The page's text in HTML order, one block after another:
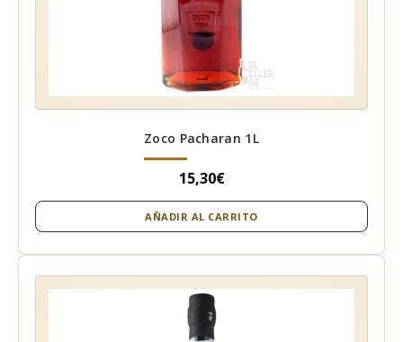
Zoco Pacharan 1L
15,30€
AÑADIR AL CARRITO